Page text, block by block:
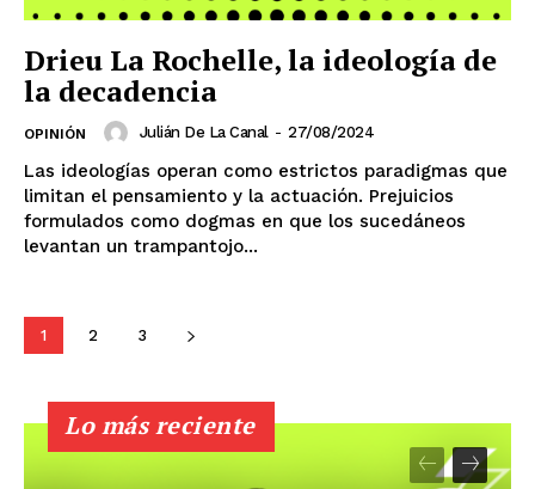
Drieu La Rochelle, la ideología de
la decadencia
OPINIÓN Julián De La Canal - 27/08/2024
Las ideologías operan como estrictos paradigmas que
limitan el pensamiento y la actuación. Prejuicios
formulados como dogmas en que los sucedáneos
levantan un trampantojo...
1 2 3
Lo más reciente